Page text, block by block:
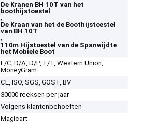
De Kranen BH 10T van het
boothijstoestel
,
De Kraan van het de Boothijstoestel
van BH 10T
,
110m Hijstoestel van de Spanwijdte
het Mobiele Boot
L/C, D/A, D/P, T/T, Western Union,
MoneyGram
CE, ISO, SGS, GOST, BV
30000 reeksen per jaar
Volgens klantenbehoeften
Magicart